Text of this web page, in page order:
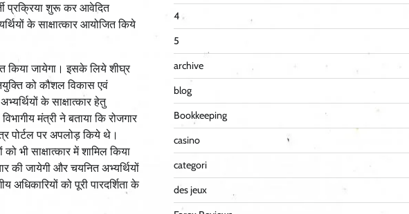
प्रक्रिया शुरू कर आवेदित
के साक्षात्कार आयोजित किये
किया जायेगा। इसके लिये शीघ्र
को कौशल विकास एवं
के साक्षात्कार हेतु
मंत्री ने बताया कि रोजगार
पोर्टल पर अपलोड़ किये थे।
भी साक्षात्कार में शामिल किया
की जायेगी और चयनित अभ्यर्थियों
अधिकारियों को पूरी पारदर्शिता के
4
5
archive
blog
Bookkeeping
casino
categori
des jeux